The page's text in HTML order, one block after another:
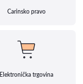
Carinsko pravo
Elektronička trgovina